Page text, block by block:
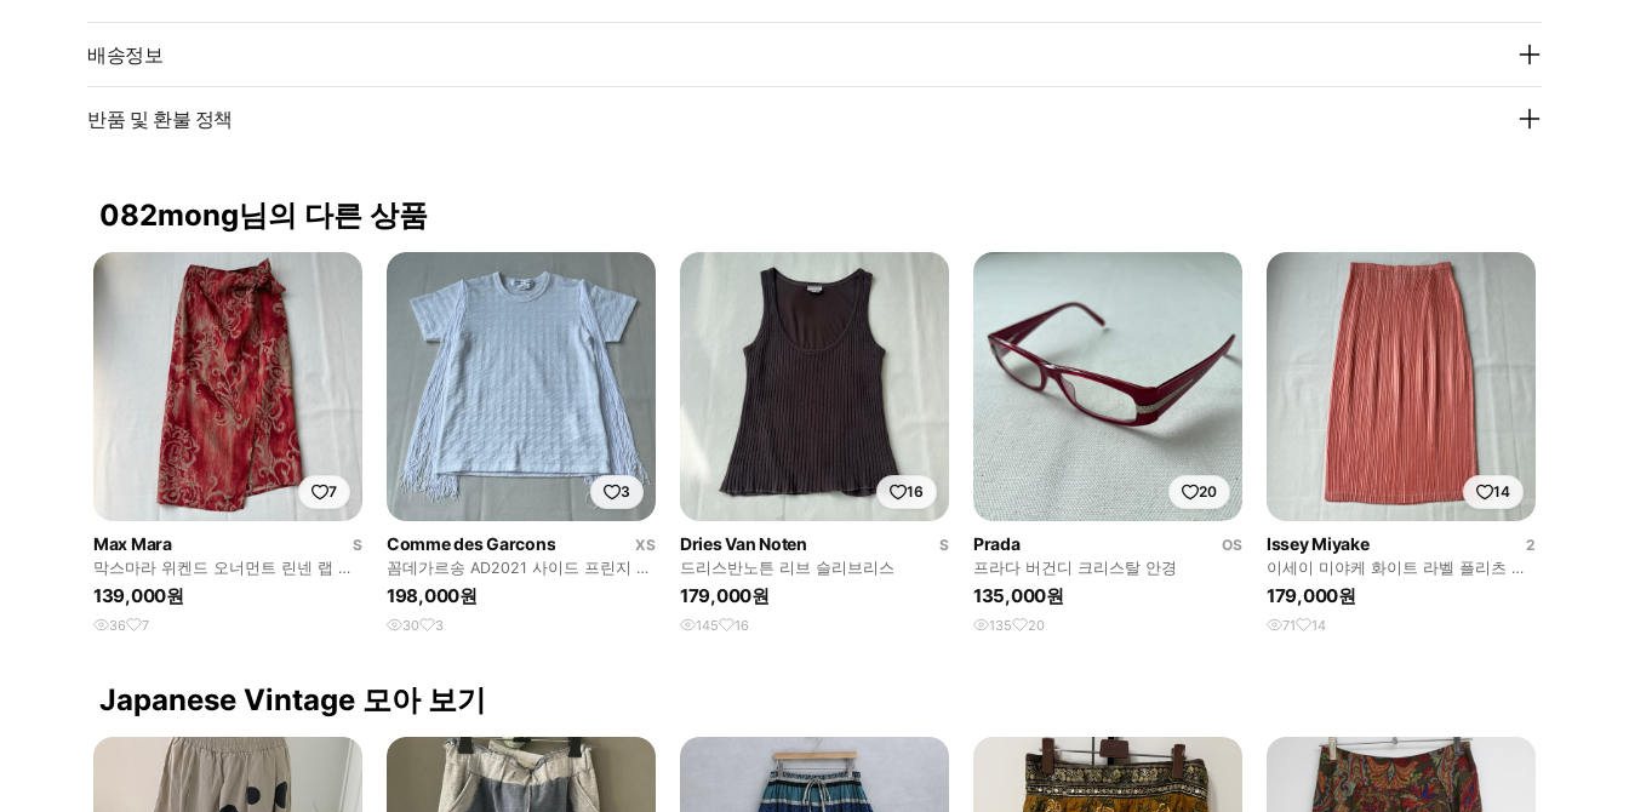
배송정보
반품 및 환불 정책
082mong님의 다른 상품
7
Max Mara
S
막스마라 위켄드 오너먼트 린넨 랩 스
커트
139,000원
36 7
3
Comme des Garcons
XS
꼼데가르송 AD2021 사이드 프린지 텍
스처 티셔츠
198,000원
30 3
16
Dries Van Noten
S
드리스반노튼 리브 슬리브리스
179,000원
145 16
20
Prada
OS
프라다 버건디 크리스탈 안경
135,000원
135 20
14
Issey Miyake
2
이세이 미야케 화이트 라벨 플리츠 스
커트
179,000원
71 14
Japanese Vintage 모아 보기